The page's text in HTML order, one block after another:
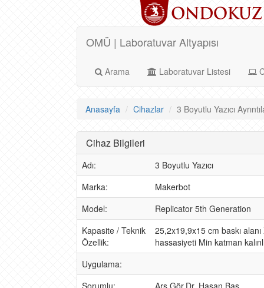
OMÜ | Laboratuvar Altyapısı
Arama Laboratuvar Listesi
Anasayfa Cihazlar 3 Boyutlu Yazıcı
Cihaz Bilgileri
Adı:
3 Boyutlu Yazıcı
Marka:
Makerbot
Model:
Replicator 5th Generation
Kapasite / Teknik
Özellik:
25,2x19,9x15 cm baskı
hassasiyeti Min katman
Uygulama:
Sorumlu:
Arş.Gör.Dr. Hasan Baş